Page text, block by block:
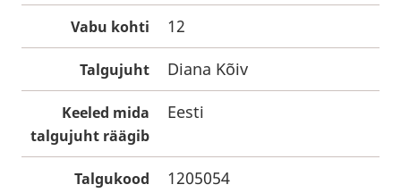
Vabu kohti 12
Talgujuht Diana Kõiv
Keeled mida
talgujuht räägib
Eesti
Talgukood 1205054